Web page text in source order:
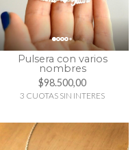
Pulsera con varios
nombres
$98.500,00
3 CUOTAS SIN INTERES